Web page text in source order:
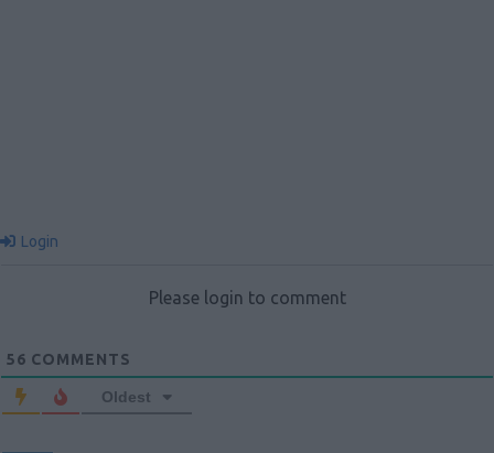
Login
Please login to comment
56 COMMENTS
Oldest